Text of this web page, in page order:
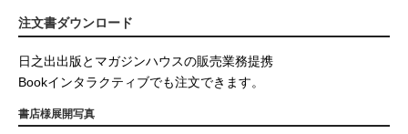
注文書ダウンロード
日之出出版とマガジンハウスの販売業務提携
Bookインタラクティブでも注文できます。
書店様展開写真